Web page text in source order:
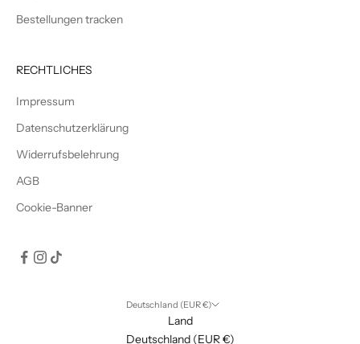
Bestellungen tracken
RECHTLICHES
Impressum
Datenschutzerklärung
Widerrufsbelehrung
AGB
Cookie-Banner
Deutschland (EUR €)
Land
Deutschland (EUR €)